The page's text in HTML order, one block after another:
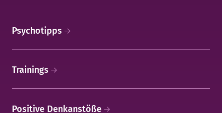
Psychotipps
Trainings
Positive Denkanstöße